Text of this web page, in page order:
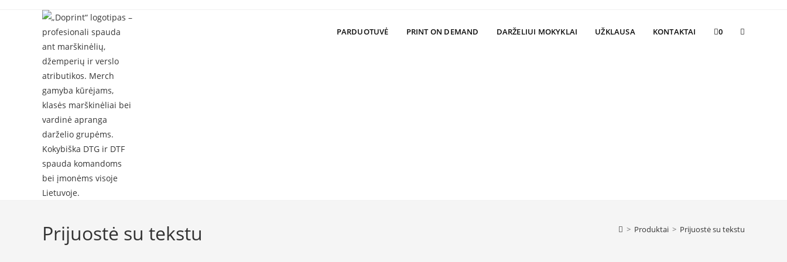
PARDUOTUVĖ PRINT ON DEMAND DARŽELIUI MOKYKLAI UŽKLAUSA KONTAKTAI 0 Toggle
Prijuostė su tekstu > Produktai > Prijuostė su tekstu